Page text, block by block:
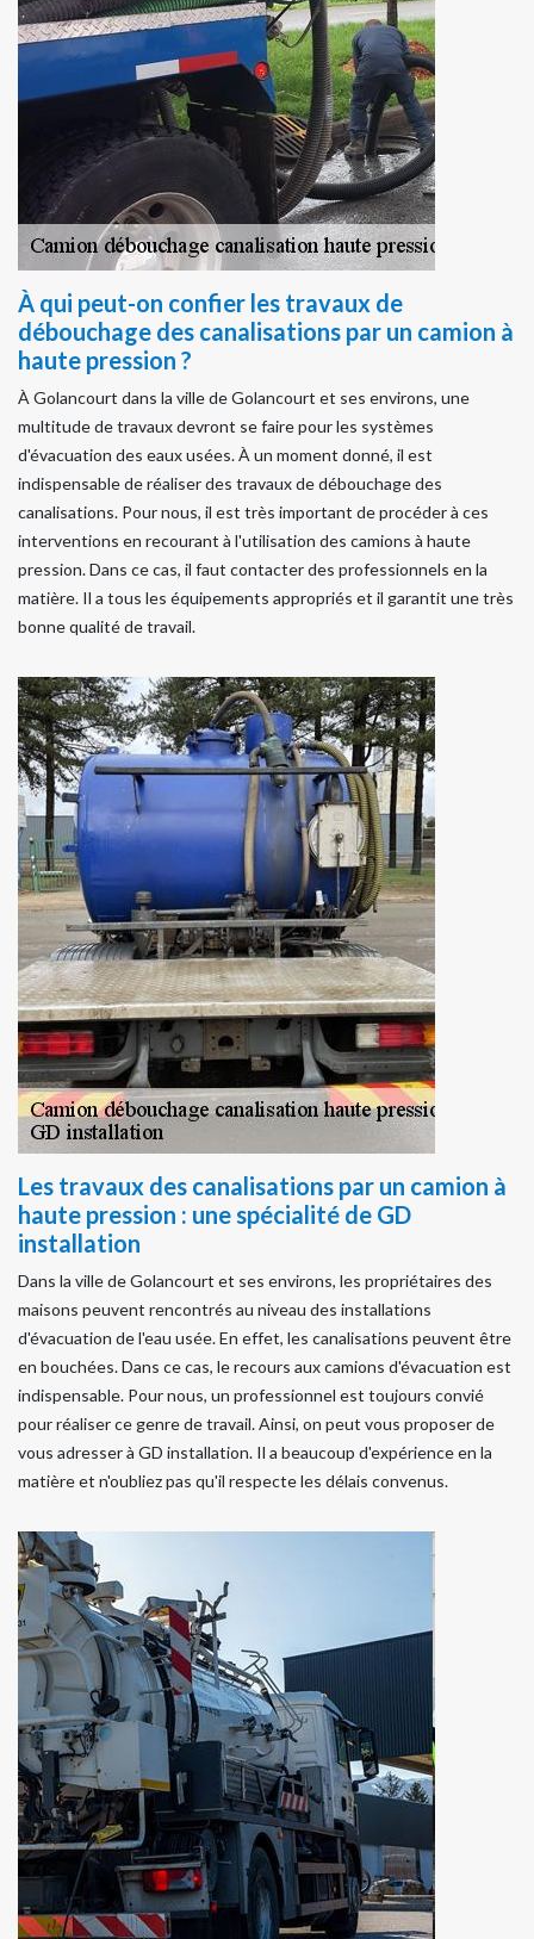
À qui peut-on confier les travaux de
débouchage des canalisations par un camion à
haute pression ?
À Golancourt dans la ville de Golancourt et ses environs, une
multitude de travaux devront se faire pour les systèmes
d'évacuation des eaux usées. À un moment donné, il est
indispensable de réaliser des travaux de débouchage des
canalisations. Pour nous, il est très important de procéder à ces
interventions en recourant à l'utilisation des camions à haute
pression. Dans ce cas, il faut contacter des professionnels en la
matière. Il a tous les équipements appropriés et il garantit une très
bonne qualité de travail.
Les travaux des canalisations par un camion à
haute pression : une spécialité de GD
installation
Dans la ville de Golancourt et ses environs, les propriétaires des
maisons peuvent rencontrés au niveau des installations
d'évacuation de l'eau usée. En effet, les canalisations peuvent être
en bouchées. Dans ce cas, le recours aux camions d'évacuation est
indispensable. Pour nous, un professionnel est toujours convié
pour réaliser ce genre de travail. Ainsi, on peut vous proposer de
vous adresser à GD installation. Il a beaucoup d'expérience en la
matière et n'oubliez pas qu'il respecte les délais convenus.